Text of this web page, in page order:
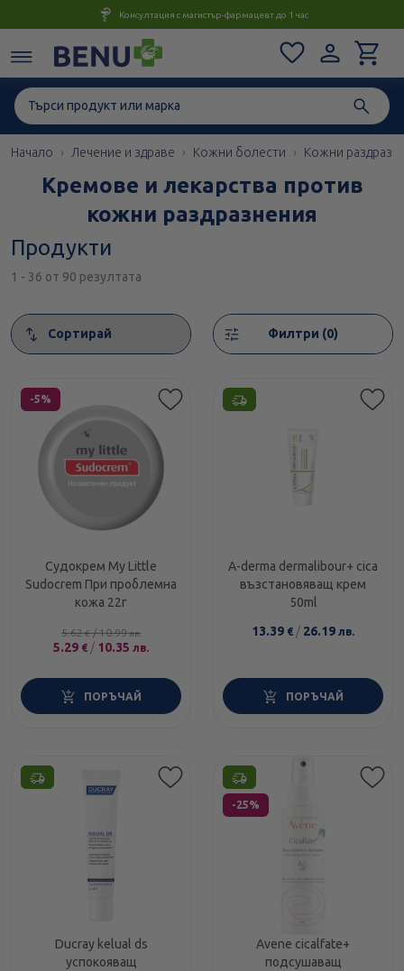
Консултация с магистър-фармацевт до 1 час
Начало Лечение и здраве Кожни болести Кожни
Кремове и лекарства против
кожни раздразнения
Продукти
1 - 36 от 90 резултата
Сортирай
Филтри (0)
Етикети
-5%
Судокрем My Little
Sudocrem При проблемна
кожа 22г
5.62€ / 10.99лв.
5.29 € / 10.35 лв.
ПОРЪЧАЙ
A-derma dermalibour+ cica
възстановяващ крем
50ml
13.39 € / 26.19 лв.
ПОРЪЧАЙ
Етикети
Ducray kelual ds
успокояващ
Етикети
-25%
Avene cicalfate+
подсушаващ